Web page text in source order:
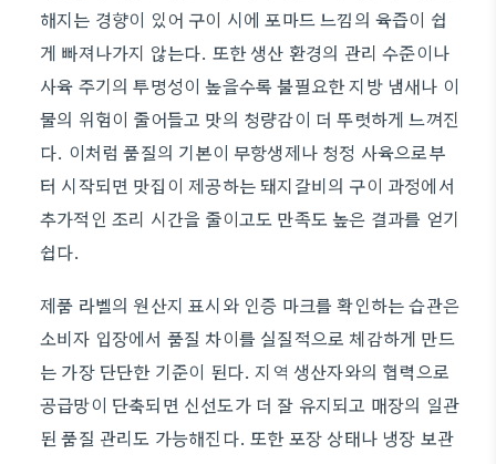
해지는 경향이 있어 구이 시에 포마드 느낌의 육즙이 쉽
게 빠져나가지 않는다. 또한 생산 환경의 관리 수준이나
사육 주기의 투명성이 높을수록 불필요한 지방 냄새나 이
물의 위험이 줄어들고 맛의 청량감이 더 뚜렷하게 느껴진
다. 이처럼 품질의 기본이 무항생제나 청정 사육으로부
터 시작되면 맛집이 제공하는 돼지갈비의 구이 과정에서
추가적인 조리 시간을 줄이고도 만족도 높은 결과를 얻기
쉽다.
제품 라벨의 원산지 표시와 인증 마크를 확인하는 습관은
소비자 입장에서 품질 차이를 실질적으로 체감하게 만드
는 가장 단단한 기준이 된다. 지역 생산자와의 협력으로
공급망이 단축되면 신선도가 더 잘 유지되고 매장의 일관
된 품질 관리도 가능해진다. 또한 포장 상태나 냉장 보관